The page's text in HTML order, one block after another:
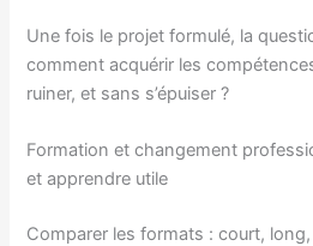
Une fois le projet formulé, la
comment acquérir les
ruiner, et sans s’épuiser ?
Formation et changement
et apprendre utile
Comparer les formats : court,